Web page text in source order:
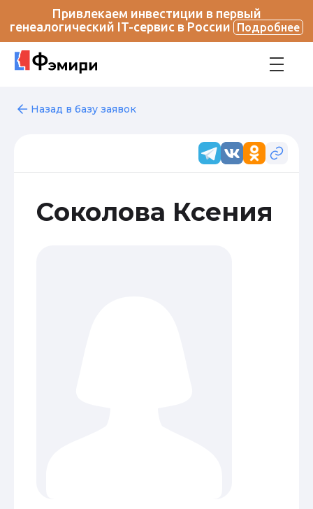
Привлекаем инвестиции в первый
генеалогический IT-сервис в России
Подробнее
Назад в базу заявок
Соколова Ксения